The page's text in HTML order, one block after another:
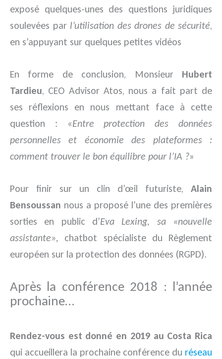
exposé quelques-unes des questions juridiques
soulevées par l’utilisation des drones de sécurité,
en s’appuyant sur quelques petites vidéos
En forme de conclusion, Monsieur Hubert
Tardieu, CEO Advisor Atos, nous a fait part de
ses réflexions en nous mettant face à cette
question : «Entre protection des données
personnelles et économie des plateformes :
comment trouver le bon équilibre pour l’IA ?»
Pour finir sur un clin d’œil futuriste, Alain
Bensoussan nous a proposé l’une des premières
sorties en public d’Eva Lexing, sa «nouvelle
assistante», chatbot spécialiste du Règlement
européen sur la protection des données (RGPD).
Après la conférence 2018 : l’année
prochaine…
Rendez-vous est donné en 2019 au Costa Rica
qui accueillera la prochaine conférence du réseau